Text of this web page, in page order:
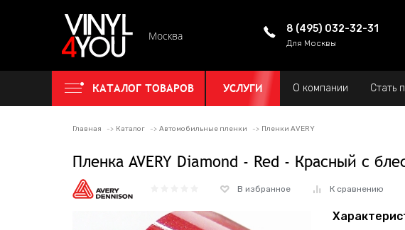
Москва
8 (495) 032-32-31
Для Москвы
КАТАЛОГ ТОВАРОВ УСЛУГИ О компании Стать
Главная Каталог Автомобильные пленки Пленки AVERY
Пленка AVERY Diamond - Red - Красный с
В избранное К сравнению